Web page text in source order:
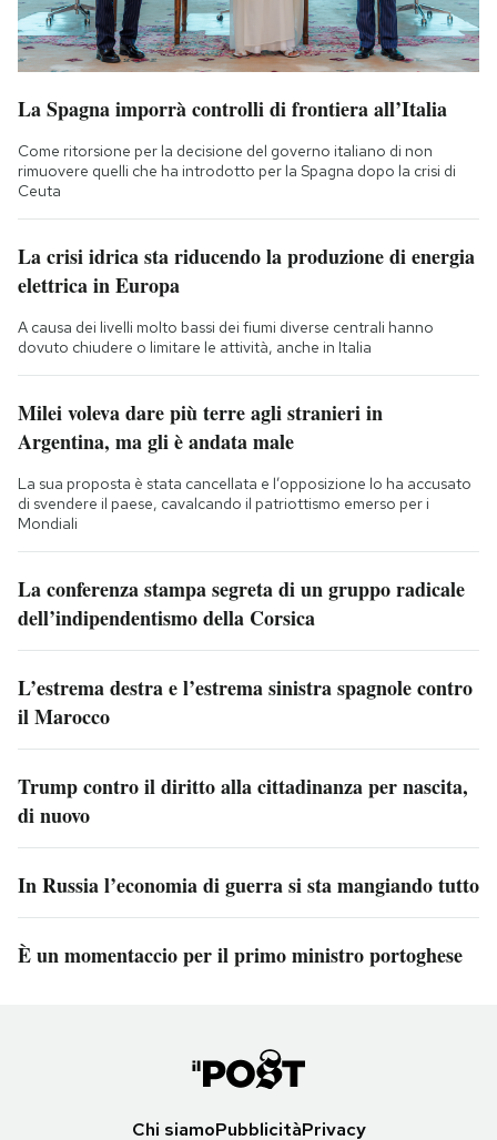
La Spagna imporrà controlli di frontiera all’Italia
Come ritorsione per la decisione del governo italiano di non
rimuovere quelli che ha introdotto per la Spagna dopo la crisi di
Ceuta
La crisi idrica sta riducendo la produzione di energia
elettrica in Europa
A causa dei livelli molto bassi dei fiumi diverse centrali hanno
dovuto chiudere o limitare le attività, anche in Italia
Milei voleva dare più terre agli stranieri in
Argentina, ma gli è andata male
La sua proposta è stata cancellata e l’opposizione lo ha accusato
di svendere il paese, cavalcando il patriottismo emerso per i
Mondiali
La conferenza stampa segreta di un gruppo radicale
dell’indipendentismo della Corsica
L’estrema destra e l’estrema sinistra spagnole contro
il Marocco
Trump contro il diritto alla cittadinanza per nascita,
di nuovo
In Russia l’economia di guerra si sta mangiando tutto
È un momentaccio per il primo ministro portoghese
Chi siamoPubblicitàPrivacy